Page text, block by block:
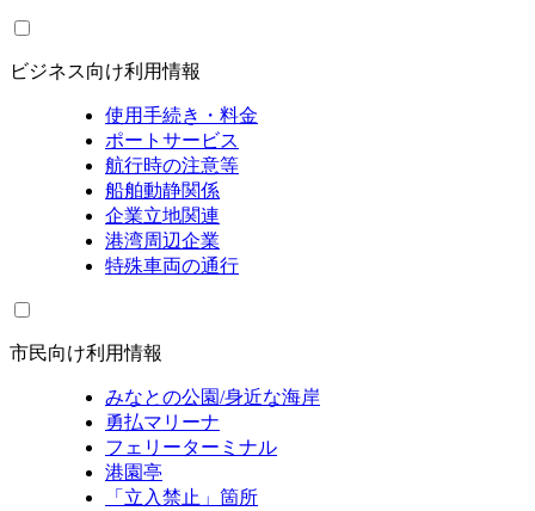
ビジネス向け利用情報
使用手続き・料金
ポートサービス
航行時の注意等
船舶動静関係
企業立地関連
港湾周辺企業
特殊車両の通行
市民向け利用情報
みなとの公園/身近な海岸
勇払マリーナ
フェリーターミナル
港園亭
「立入禁止」箇所